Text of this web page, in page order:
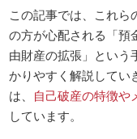
この記事では、これら
の方が心配される「預
由財産の拡張」という
かりやすく解説してい
は、 自己破産の特徴や
しています。